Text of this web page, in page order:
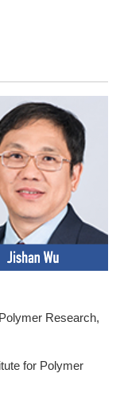
Research,
for Polymer